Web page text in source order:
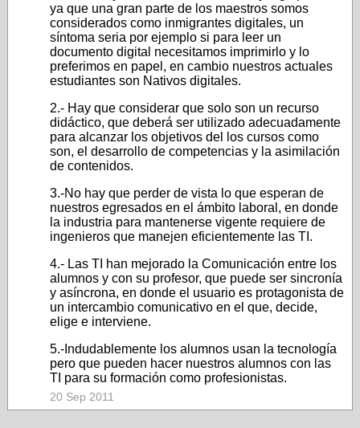
ya que una gran parte de los maestros somos
considerados como inmigrantes digitales, un
síntoma seria por ejemplo si para leer un
documento digital necesitamos imprimirlo y lo
preferimos en papel, en cambio nuestros actuales
estudiantes son Nativos digitales.
2.- Hay que considerar que solo son un recurso
didáctico, que deberá ser utilizado adecuadamente
para alcanzar los objetivos del los cursos como
son, el desarrollo de competencias y la asimilación
de contenidos.
3.-No hay que perder de vista lo que esperan de
nuestros egresados en el ámbito laboral, en donde
la industria para mantenerse vigente requiere de
ingenieros que manejen eficientemente las TI.
4.- Las TI han mejorado la Comunicación entre los
alumnos y con su profesor, que puede ser sincronía
y asíncrona, en donde el usuario es protagonista de
un intercambio comunicativo en el que, decide,
elige e interviene.
5.-Indudablemente los alumnos usan la tecnología
pero que pueden hacer nuestros alumnos con las
TI para su formación como profesionistas.
20 Sep 2011